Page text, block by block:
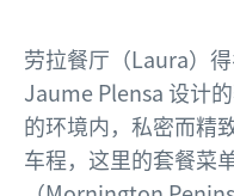
劳拉餐厅（Laura）
Jaume Plensa 设计
的环境内，私密而精
车程，这里的套餐菜